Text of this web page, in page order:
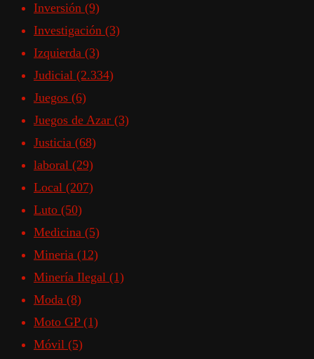
Inversión (9)
Investigación (3)
Izquierda (3)
Judicial (2.334)
Juegos (6)
Juegos de Azar (3)
Justicia (68)
laboral (29)
Local (207)
Luto (50)
Medicina (5)
Mineria (12)
Minería Ilegal (1)
Moda (8)
Moto GP (1)
Móvil (5)